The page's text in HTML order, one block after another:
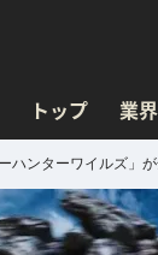
トップ 業
ハンターワイルズ」